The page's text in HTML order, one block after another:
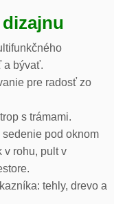
a bývať.
pre radosť zo
s trámami.
pod oknom
v rohu, pult v
tehly, drevo a